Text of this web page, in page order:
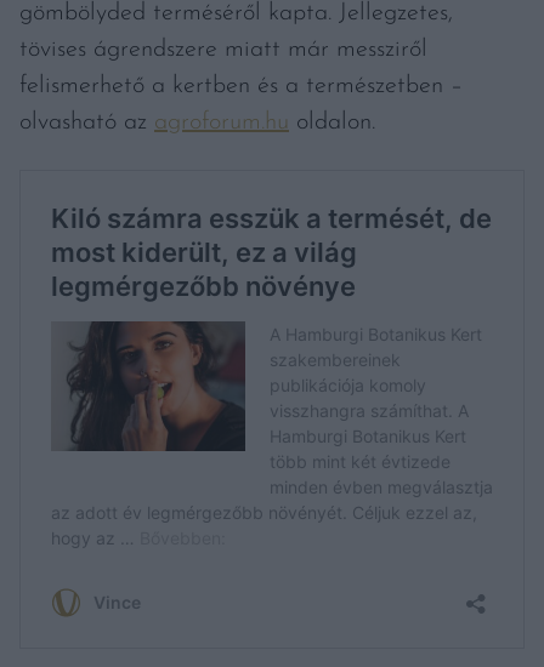
gömbölyded terméséről kapta. Jellegzetes,
tövises ágrendszere miatt már messziről
felismerhető a kertben és a természetben –
olvasható az agroforum.hu oldalon.